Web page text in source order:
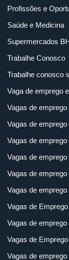
Profissões e
Saúde e Medicina
Supermercados
Trabalhe Conosco
Trabalhe conosco
Vaga de emprego
Vagas de
Vagas de
Vagas de
Vagas de
Vagas de
Vagas de
Vagas de
Vagas de
Vagas de
Vagas de emprego